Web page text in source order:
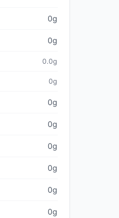
0g
0g
0.0g
0g
0g
0g
0g
0g
0g
0g